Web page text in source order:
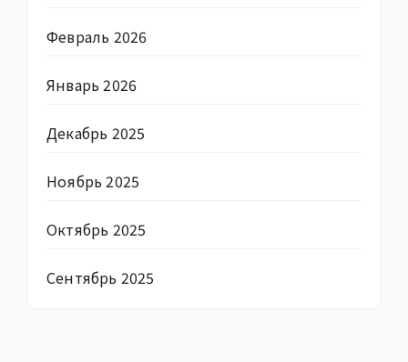
Февраль 2026
Январь 2026
Декабрь 2025
Ноябрь 2025
Октябрь 2025
Сентябрь 2025